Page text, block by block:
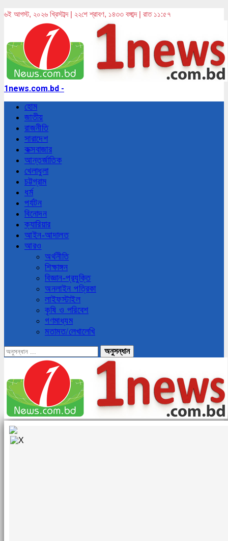
৬ই আগস্ট, ২০২৬ খ্রিস্টাব্দ | ২২শে শ্রাবণ, ১৪৩৩ বঙ্গাব্দ | রাত ১১:৫৭
1news.com.bd -
হোম
জাতীয়
রাজনীতি
সারাদেশ
কক্সবাজার
আন্তর্জাতিক
খেলাধুলা
চট্টগ্রাম
ধর্ম
পর্যটন
বিনোদন
ক্যারিয়ার
আইন-আদালত
আরও
অর্থনীতি
শিক্ষাঙ্গন
বিজ্ঞান-প্রযুক্তি
অনলাইন পত্রিকা
লাইফস্টাইল
কৃষি ও পরিবেশ
গণমাধ্যম
মতামত/লেখালেখি